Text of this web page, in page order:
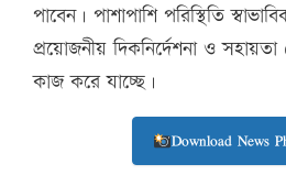
পাবেন। পাশাপাশি পরিস্থিতি
প্রয়োজনীয় দিকনির্দেশনা ও সহায়তা
কাজ করে যাচ্ছে।
Download News